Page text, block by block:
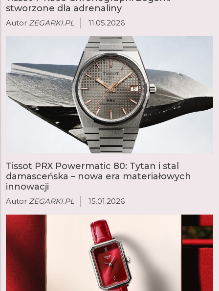
wersjach różniących się funkcjami, rozmiarem, kolorem,
materiałami i mechanizmem. Inne popularne modele
to Elegant Gentleman oraz nurkowy Seastar. W ofercie
Tissot każdy znajdzie idealny zegarek dla siebie.
stworzone dla adrenaliny
Autor ZEGARKI.PL 11.05.2026
Tissot PRX Powermatic 80: Tytan i stal
damasceńska – nowa era materiałowych
innowacji
Autor ZEGARKI.PL 15.01.2026